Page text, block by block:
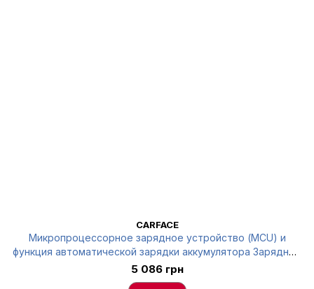
CARFACE
Микропроцессорное зарядное устройство (MCU) и
функция автоматической зарядки аккумулятора Зарядный
ток LKQ CFT25347KEL
5 086 грн